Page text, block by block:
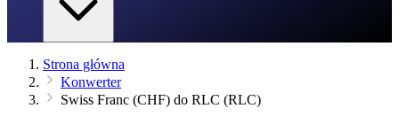
Strona główna
Konwerter
Swiss Franc (CHF) do RLC (RLC)